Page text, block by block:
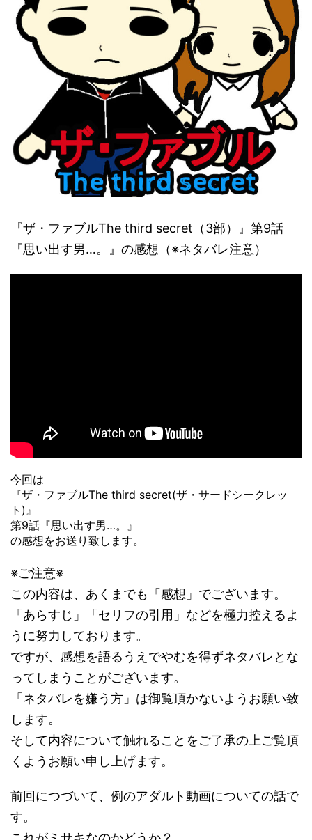
『ザ・ファブルThe third secret（3部）』第9話
『思い出す男…。』の感想（※ネタバレ注意）
今回は
『ザ・ファブルThe third secret(ザ・サードシークレッ
ト)』
第9話『思い出す男…。』
の感想をお送り致します。
※ご注意※
この内容は、あくまでも「感想」でございます。
「あらすじ」「セリフの引用」などを極力控えるよ
うに努力しております。
ですが、感想を語るうえでやむを得ずネタバレとな
ってしまうことがございます。
「ネタバレを嫌う方」は御覧頂かないようお願い致
します。
そして内容について触れることをご了承の上ご覧頂
くようお願い申し上げます。
前回につづいて、例のアダルト動画についての話で
す。